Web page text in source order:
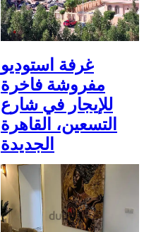
غرفة استوديو
مفروشة فاخرة
للإيجار في شارع
التسعين، القاهرة
الجديدة
12,000 ج.م
18 January 2026